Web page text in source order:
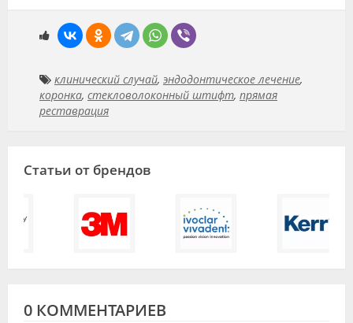
клинический случай, эндодонтическое лечение,
коронка, стекловолоконный штифт, прямая
реставрация
Статьи от брендов
0 КОММЕНТАРИЕВ